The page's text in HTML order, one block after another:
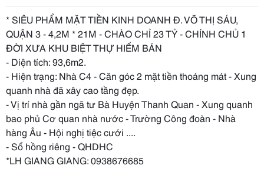
* SIÊU PHẨM MẶT TIỀN KINH DOANH Đ. VÕ THỊ SÁU,
QUẬN 3 - 4,2M * 21M - CHÀO CHỈ 23 TỶ - CHÍNH CHỦ 1
ĐỜI XƯA KHU BIỆT THỰ HIẾM BÁN
- Diện tích: 93,6m2.
- Hiện trạng: Nhà C4 - Căn góc 2 mặt tiền thoáng mát - Xung
quanh nhà đã xây cao tầng đẹp.
- Vị trí nhà gần ngã tư Bà Huyện Thanh Quan - Xung quanh
bao phủ Cơ quan nhà nước - Trường Công đoàn - Nhà
hàng Âu - Hội nghị tiệc cưới ....
- Sổ hồng riêng - QHDHC
*LH GIANG GIANG: 0938676685